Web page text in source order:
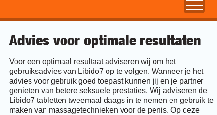
Advies voor optimale resultaten
Voor een optimaal resultaat adviseren wij om het
gebruiksadvies van Libido7 op te volgen. Wanneer je het
advies voor gebruik goed toepast kunnen jij en je partner
genieten van betere seksuele prestaties. Wij adviseren de
Libido7 tabletten tweemaal daags in te nemen en gebruik te
maken van massagetechnieken voor de penis. Op deze